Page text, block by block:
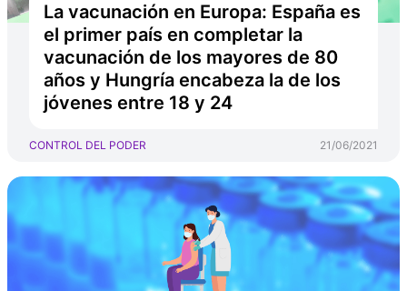
La vacunación en Europa: España es
el primer país en completar la
vacunación de los mayores de 80
años y Hungría encabeza la de los
jóvenes entre 18 y 24
CONTROL DEL PODER 21/06/2021